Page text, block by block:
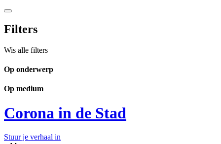
Filters
Wis alle filters
Op onderwerp
Op medium
Corona in de Stad
Stuur je verhaal in